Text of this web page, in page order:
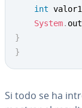
int valor1
System. out
}
}
Si todo se ha